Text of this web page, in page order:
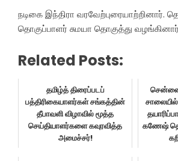
நடிகை இந்திரா வரவேற்புரையாற்றினார்.
தொகுப்பாளர் சுமயா தொகுத்து
Related Posts:
தமிழ்த் திரைப்படப்
பத்திரிகையாளர்கள் சங்கத்தின்
தீபாவளி விழாவில் மூத்த
செய்தியாளர்களை கவுரவித்த
அமைச்சர்!
சென்னை
கணேஷ்